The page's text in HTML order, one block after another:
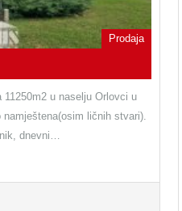
Prodaja
u naselju Orlovci u
ličnih stvari).
dnevni…